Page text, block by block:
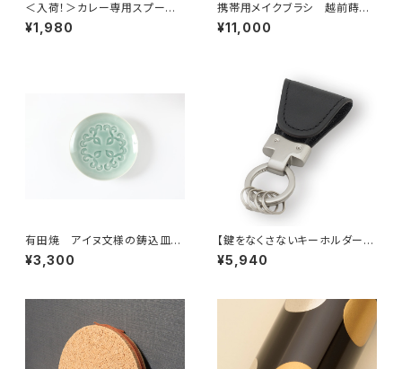
＜入荷！＞カレー専用スプー
ン カレー賢人【正規取扱店】 N
HK「家族に乾杯：燕三条編」他、
¥1,980
携帯用メイクブラシ 越前蒔絵
×熊野筆 はなまる カーネーシ
ョン
¥11,000
有田焼 アイヌ文様の鋳込皿（5
寸）designed by 日川清
¥3,300
【鍵をなくさないキーホルダー】
Key Clip oil black
¥5,940